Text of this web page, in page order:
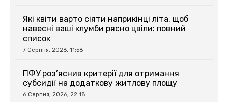
Які квіти варто сіяти наприкінці літа, щоб
навесні ваші клумби рясно цвіли: повний
список
7 Серпня, 2026, 11:58
ПФУ роз’яснив критерії для отримання
субсидії на додаткову житлову площу
6 Серпня, 2026, 22:18